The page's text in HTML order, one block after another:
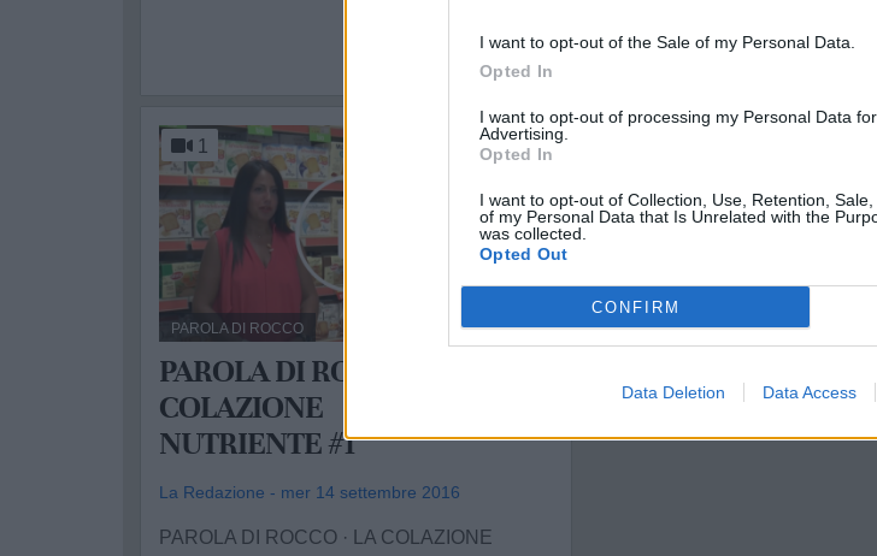
I want to opt-out of the Sale of my Personal Data.
Opted In
I want to opt-out of processing my Personal Data
Advertising.
Opted In
I want to opt-out of Collection, Use, Retention,
of my Personal Data that Is Unrelated with the
was collected.
Opted Out
CONFIRM
Data Deletion Data Access
1
PAROLA DI ROCCO
PAROLA DI ROCCO · LA
COLAZIONE
NUTRIENTE #1
La Redazione - mer 14 settembre 2016
PAROLA DI ROCCO · LA COLAZIONE